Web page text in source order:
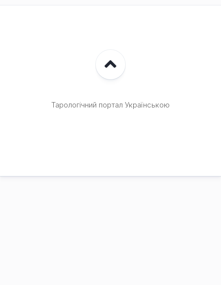
Тарологічний портал Українською